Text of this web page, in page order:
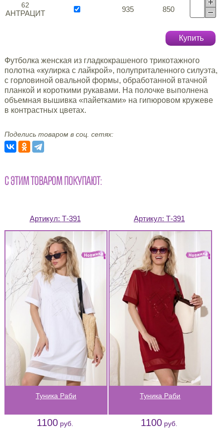
62
АНТРАЦИТ 935 850
Купить
Футболка женская из гладкокрашеного трикотажного
полотна «кулирка с лайкрой», полуприталенного силуэта,
с горловиной овальной формы, обработанной втачной
планкой и короткими рукавами. На полочке выполнена
объемная вышивка «пайетками» на гипюровом кружеве
в контрастных цветах.
Поделись товаром в соц. сетях:
С ЭТИМ ТОВАРОМ ПОКУПАЮТ:
Артикул: Т-391
Туника Раби
1100 руб.
Артикул: Т-391
Туника Раби
1100 руб.